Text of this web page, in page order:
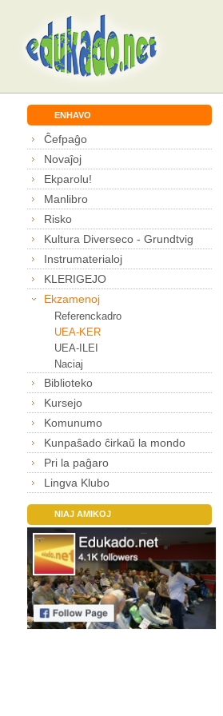
ENHAVO
Ĉefpaĝo
Novaĵoj
Ekparolu!
Manlibro
Risko
Kultura Diverseco - Grundtvig
Instrumaterialoj
KLERIGEJO
Ekzamenoj
Referenckadro
UEA-KER
UEA-ILEI
Naciaj
Biblioteko
Kursejo
Komunumo
Kunpaŝado ĉirkaŭ la mondo
Pri la paĝaro
Lingva Klubo
NIAJ AMIKOJ